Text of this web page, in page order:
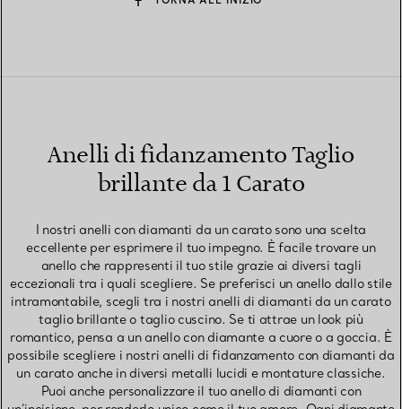
Anelli di fidanzamento Taglio
brillante da 1 Carato
I nostri anelli con diamanti da un carato sono una scelta
eccellente per esprimere il tuo impegno. È facile trovare un
anello che rappresenti il tuo stile grazie ai diversi tagli
eccezionali tra i quali scegliere. Se preferisci un anello dallo stile
intramontabile, scegli tra i nostri anelli di diamanti da un carato
taglio brillante o taglio cuscino. Se ti attrae un look più
romantico, pensa a un anello con diamante a cuore o a goccia. È
possibile scegliere i nostri anelli di fidanzamento con diamanti da
un carato anche in diversi metalli lucidi e montature classiche.
Puoi anche personalizzare il tuo anello di diamanti con